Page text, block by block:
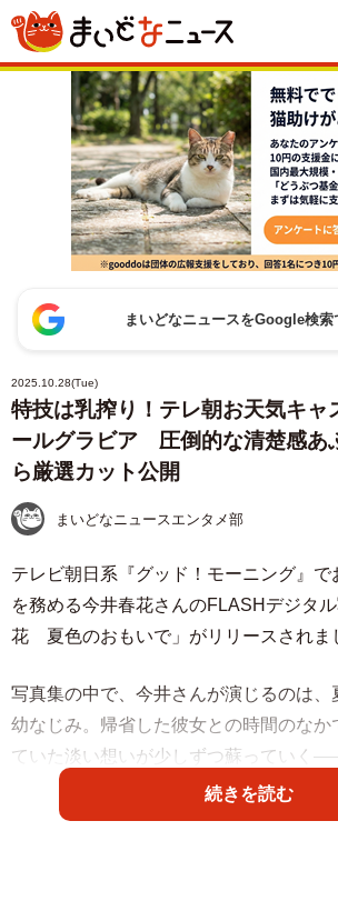
まいどなニュースをGoogle検索
2025.10.28(Tue)
特技は乳搾り！テレ朝お天気キャ
ールグラビア 圧倒的な清楚感あ
ら厳選カット公開
まいどなニュースエンタメ部
テレビ朝日系『グッド！モーニング』で
を務める今井春花さんのFLASHデジタ
花 夏色のおもいで」がリリースされま
写真集の中で、今井さんが演じるのは、
幼なじみ。帰省した彼女との時間のなか
ていた淡い想いが少しずつ蘇っていく
下での自然体な姿や、スイカを頬張る無
びたまなざしまで、多彩な表情を見せる
続きを読む